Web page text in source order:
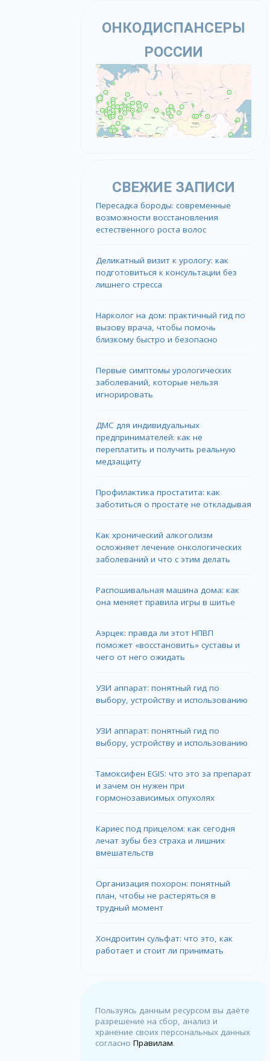
ОНКОДИСПАНСЕРЫ
РОССИИ
СВЕЖИЕ ЗАПИСИ
Пересадка бороды: современные
возможности восстановления
естественного роста волос
Деликатный визит к урологу: как
подготовиться к консультации без
лишнего стресса
Нарколог на дом: практичный гид по
вызову врача, чтобы помочь
близкому быстро и безопасно
Первые симптомы урологических
заболеваний, которые нельзя
игнорировать
ДМС для индивидуальных
предпринимателей: как не
переплатить и получить реальную
медзащиту
Профилактика простатита: как
заботиться о простате не откладывая
Как хронический алкоголизм
осложняет лечение онкологических
заболеваний и что с этим делать
Распошивальная машина дома: как
она меняет правила игры в шитье
Аэрцек: правда ли этот НПВП
поможет «восстановить» суставы и
чего от него ожидать
УЗИ аппарат: понятный гид по
выбору, устройству и использованию
УЗИ аппарат: понятный гид по
выбору, устройству и использованию
Тамоксифен EGIS: что это за препарат
и зачем он нужен при
гормонозависимых опухолях
Кариес под прицелом: как сегодня
лечат зубы без страха и лишних
вмешательств
Организация похорон: понятный
план, чтобы не растеряться в
трудный момент
Хондроитин сульфат: что это, как
работает и стоит ли принимать
Пользуясь данным ресурсом вы даёте
разрешение на сбор, анализ и
хранение своих персональных данных
согласноПравилам.